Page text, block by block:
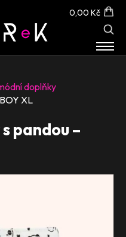
0,00 Kč
doplňky
XL
pandou –